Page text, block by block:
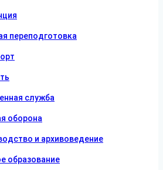
переподготовка
служба
оборона
и архивоведение
образование